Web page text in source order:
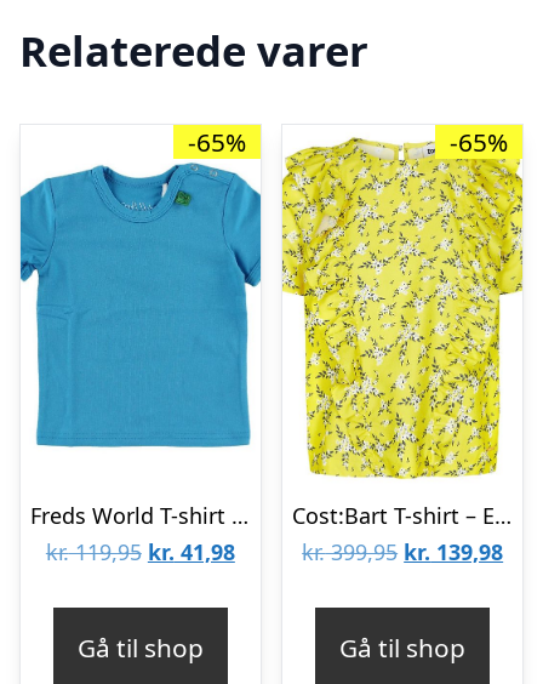
Relaterede varer
-65%
Freds World T-shirt – Blå
kr.119,95 Den
var:
kr. 41,98Den
Gå til shop
-65%
Cost:Bart T-shirt – Etty – Gul m. Blomster
kr.399,95 Den
var:
kr. 139,98Den
Gå til shop